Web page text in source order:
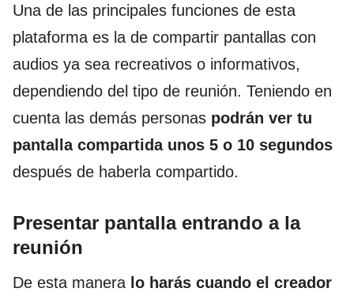
Una de las principales funciones de esta
plataforma es la de compartir pantallas con
audios ya sea recreativos o informativos,
dependiendo del tipo de reunión. Teniendo en
cuenta las demás personas podrán ver tu
pantalla compartida unos 5 o 10 segundos
después de haberla compartido.
Presentar pantalla entrando a la
reunión
De esta manera lo harás cuando el creador